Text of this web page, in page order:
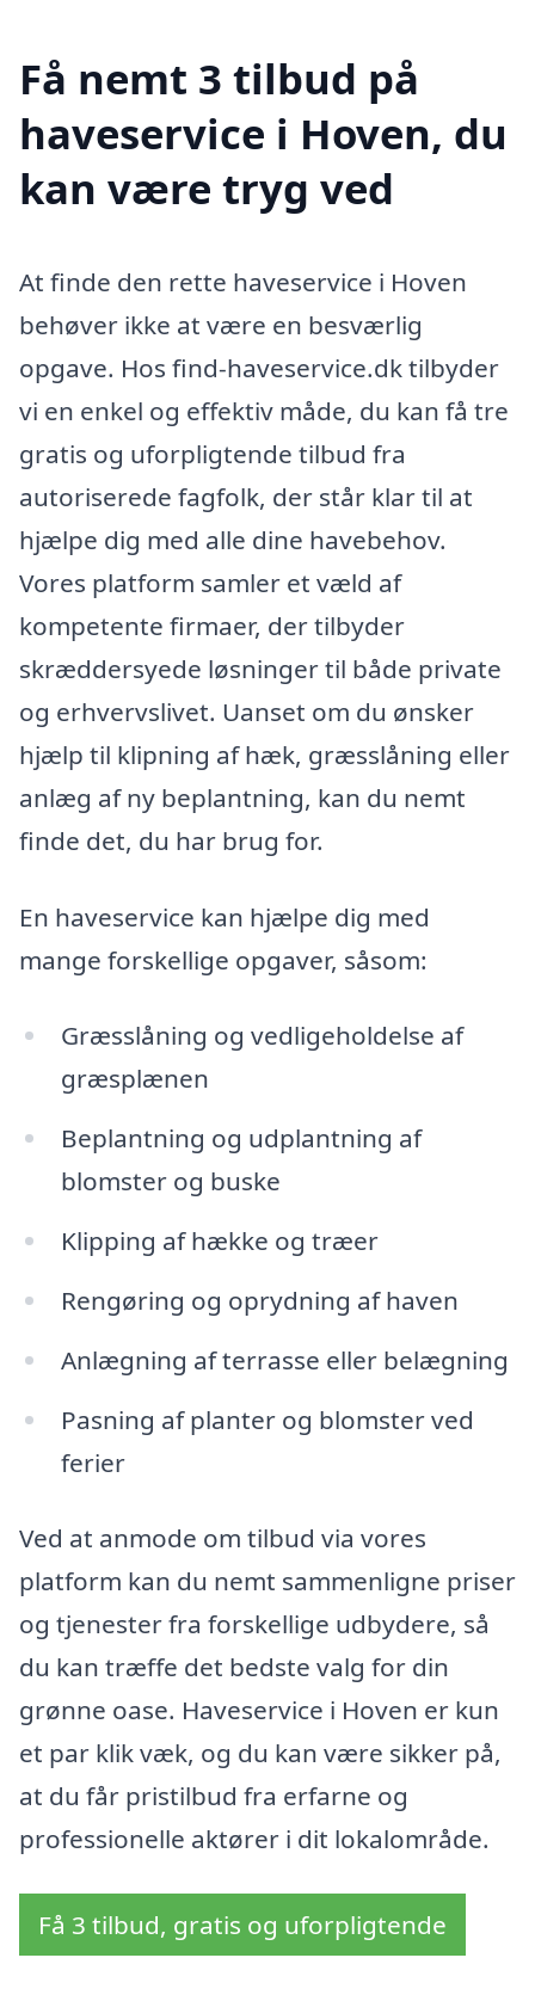
Få nemt 3 tilbud på
haveservice i Hoven, du
kan være tryg ved
At finde den rette haveservice i Hoven
behøver ikke at være en besværlig
opgave. Hos find-haveservice.dk tilbyder
vi en enkel og effektiv måde, du kan få tre
gratis og uforpligtende tilbud fra
autoriserede fagfolk, der står klar til at
hjælpe dig med alle dine havebehov.
Vores platform samler et væld af
kompetente firmaer, der tilbyder
skræddersyede løsninger til både private
og erhvervslivet. Uanset om du ønsker
hjælp til klipning af hæk, græsslåning eller
anlæg af ny beplantning, kan du nemt
finde det, du har brug for.
En haveservice kan hjælpe dig med
mange forskellige opgaver, såsom:
Græsslåning og vedligeholdelse af
græsplænen
Beplantning og udplantning af
blomster og buske
Klipping af hække og træer
Rengøring og oprydning af haven
Anlægning af terrasse eller belægning
Pasning af planter og blomster ved
ferier
Ved at anmode om tilbud via vores
platform kan du nemt sammenligne priser
og tjenester fra forskellige udbydere, så
du kan træffe det bedste valg for din
grønne oase. Haveservice i Hoven er kun
et par klik væk, og du kan være sikker på,
at du får pristilbud fra erfarne og
professionelle aktører i dit lokalområde.
Få 3 tilbud, gratis og uforpligtende